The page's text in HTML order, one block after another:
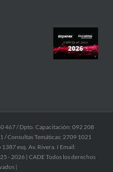
467 / Dpto. Capacitación: 092 208
Consultas Temáticas: 2709 1021
esq. Av. Rivera. I Email:
-2026 | CADE Todos los derechos
|